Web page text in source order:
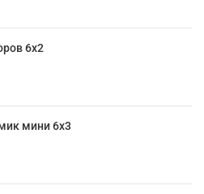
6х2
мини 6х3